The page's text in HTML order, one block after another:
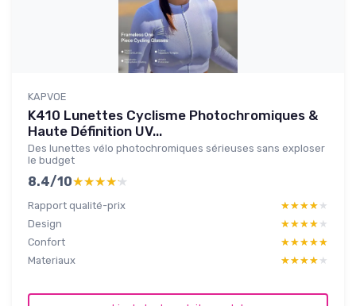
KAPVOE
K410 Lunettes Cyclisme Photochromiques &
Haute Définition UV...
Des lunettes vélo photochromiques sérieuses sans exploser
le budget
8.4/10★★★★★
★★★★★
Rapport qualité-prix ★★★★★
★★★★★
Design
★★★★★
★★★★★
Confort
★★★★★
★★★★★
Materiaux
★★★★★
★★★★★